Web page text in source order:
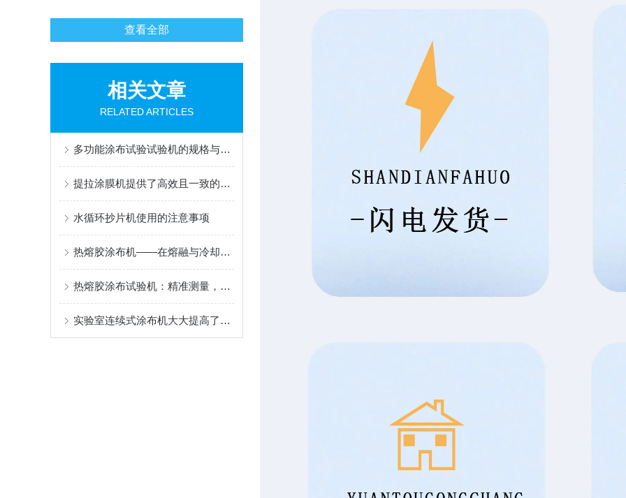
查看全部
相关文章
RELATED ARTICLES
多功能涂布试验试验机的规格与性能
提拉涂膜机提供了高效且一致的涂覆解决方案
水循环抄片机使用的注意事项
热熔胶涂布机——在熔融与冷却间编织粘合的“无形纽带“
热熔胶涂布试验机：精准测量，创新工艺
实验室连续式涂布机大大提高了镀膜的重现性